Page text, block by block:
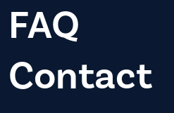
FAQ
Contact